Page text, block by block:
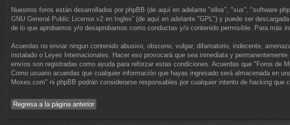
os
Nuestros foros están desarrollados por phpBB (de aquí en adelante "ellos", "sus", "software
GNU General Public License v2 en Ingles” (de aquí en adelante "GPL") y puede ser
de lo que aprobamos y/o desaprobamos como conductas y/o contenido permisible. Para más
Acuerdas no enviar ningun contenido abusivo, obsceno, vulgar, difamatorio, indecente,
instalado o Leyes Internacionales. Hacer eso provocará que sea inmediata y
envíos son registradas como ayuda para reforzar estas condiciones. Acuerdas que "Foros de
Como usuario acuerdas que cualquier información que hayas ingresado será almacenada en
Moxes.com" ni phpBB podrán considerarse responsables por cualquier intento de hacking que
Regresa a la página anterior